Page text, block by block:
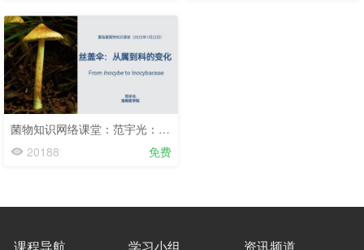
菌物知识网络课堂：范宇光：丝盖伞——从属到科的变化
20188
免费
课程导航 学习小组 资讯频道